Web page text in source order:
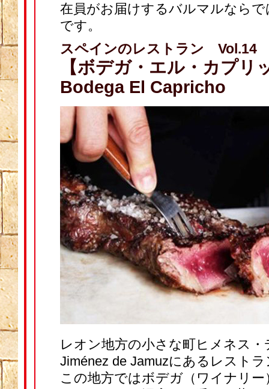
在員がお届けするバルマルなら
です。
スペインのレストラン Vol.14
【ボデガ・エル・カプリ
Bodega El Capricho
レオン地方の小さな町ヒメネス
Jiménez de Jamuzにあるレストラ
この地方ではボデガ（ワイナリ